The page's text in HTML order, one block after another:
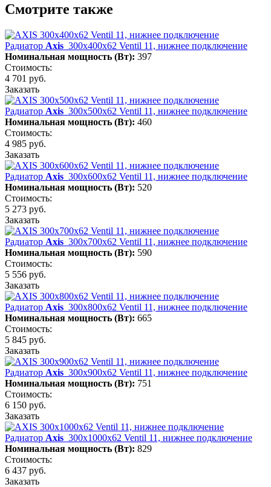
Смотрите также
Радиатор Axis 300х400х62 Ventil 11, нижнее подключение
Номинальная мощность (Вт): 397
Стоимость:
4 701 руб.
Заказать
Радиатор Axis 300х500х62 Ventil 11, нижнее подключение
Номинальная мощность (Вт): 460
Стоимость:
4 985 руб.
Заказать
Радиатор Axis 300х600х62 Ventil 11, нижнее подключение
Номинальная мощность (Вт): 520
Стоимость:
5 273 руб.
Заказать
Радиатор Axis 300х700х62 Ventil 11, нижнее подключение
Номинальная мощность (Вт): 590
Стоимость:
5 556 руб.
Заказать
Радиатор Axis 300х800х62 Ventil 11, нижнее подключение
Номинальная мощность (Вт): 665
Стоимость:
5 845 руб.
Заказать
Радиатор Axis 300х900х62 Ventil 11, нижнее подключение
Номинальная мощность (Вт): 751
Стоимость:
6 150 руб.
Заказать
Радиатор Axis 300х1000х62 Ventil 11, нижнее подключение
Номинальная мощность (Вт): 829
Стоимость:
6 437 руб.
Заказать